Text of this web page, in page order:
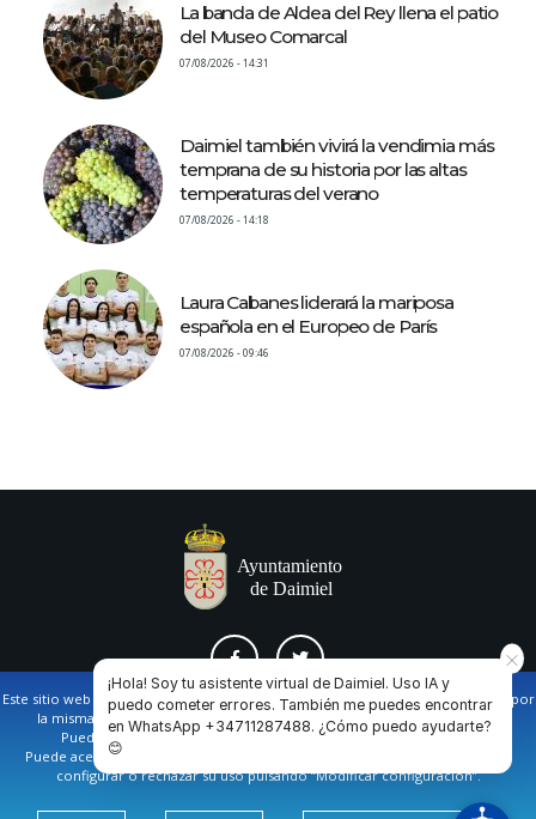
La banda de Aldea del Rey llena el patio
del Museo Comarcal
07/08/2026 - 14:31
Daimiel también vivirá la vendimia más
temprana de su historia por las altas
temperaturas del verano
07/08/2026 - 14:18
Laura Cabanes liderará la mariposa
española en el Europeo de París
07/08/2026 - 09:46
AVISO LEGAL Y POLÍTICA DE PRIVACIDAD COOKIES CONTACTO
Ayuntamiento de Daimiel. Casa Consistorial: Plaza de
España, 1
Este sitio web utiliza cookies propias y de terceros para facilitar la navegación por
la misma y obtener datos estadísticos de la navegación de los usuarios.
Puede obtener más información en nuestrapolítica de cookies
Puede aceptar todas las cookies pulsando en el botón de “Aceptar”, o bien
configurar o rechazar su uso pulsando “Modificar configuración”.
¡Hola! Soy tu asistente virtual de Daimiel. Uso IA y
puedo cometer errores. También me puedes encontrar
en WhatsApp +34711287488. ¿Cómo puedo ayudarte?
😊